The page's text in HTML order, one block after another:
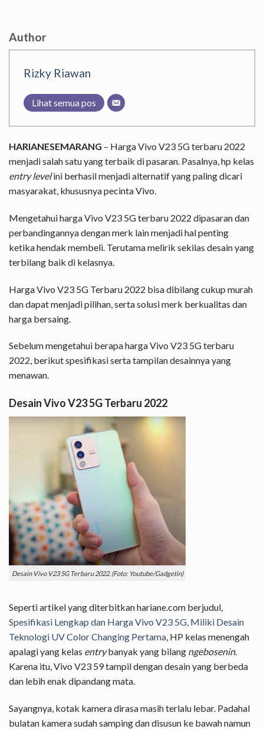
Author
Rizky Riawan
Lihat semua pos
HARIANESEMARANG – Harga Vivo V23 5G terbaru 2022
menjadi salah satu yang terbaik di pasaran. Pasalnya, hp kelas
entry levelini berhasil menjadi alternatif yang paling dicari
masyarakat, khususnya pecinta Vivo.
Mengetahui harga Vivo V23 5G terbaru 2022 dipasaran dan
perbandingannya dengan merk lain menjadi hal penting
ketika hendak membeli. Terutama melirik sekilas desain yang
terbilang baik di kelasnya.
Harga Vivo V23 5G Terbaru 2022 bisa dibilang cukup murah
dan dapat menjadi pilihan, serta solusi merk berkualitas dan
harga bersaing.
Sebelum mengetahui berapa harga Vivo V23 5G terbaru
2022, berikut spesifikasi serta tampilan desainnya yang
menawan.
Desain Vivo V23 5G Terbaru 2022
Desain Vivo V23 5G Terbaru 2022. (Foto: Youtube/Gadgetin)
Seperti artikel yang diterbitkan hariane.com berjudul,
Spesifikasi Lengkap dan Harga Vivo V23 5G, Miliki Desain
Teknologi UV Color Changing Pertama, HP kelas menengah
apalagi yang kelas entrybanyak yang bilang ngebosenin.
Karena itu, Vivo V23 59 tampil dengan desain yang berbeda
dan lebih enak dipandang mata.
Sayangnya, kotak kamera dirasa masih terlalu lebar. Padahal
bulatan kamera sudah samping dan disusun ke bawah namun